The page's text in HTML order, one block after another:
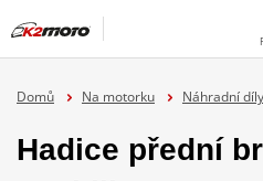
Domů Na motorku Náhradní
Hadice přední